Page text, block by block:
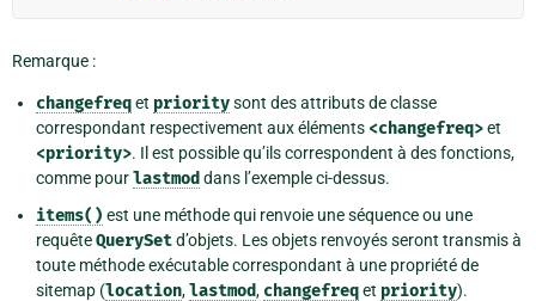
Remarque :
changefreqet prioritysont des attributs de classe
correspondant respectivement aux éléments <changefreq>et
<priority>. Il est possible qu’ils correspondent à des fonctions,
comme pourlastmod dans l’exemple ci-dessus.
items() est une méthode qui renvoie uneséquenceou une
requêteQuerySetd’objets. Les objets renvoyés seront transmis à
toute méthode exécutable correspondant à une propriété de
sitemap (location,lastmod, changefreqet priority).